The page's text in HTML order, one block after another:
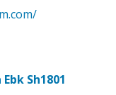
Sh1801